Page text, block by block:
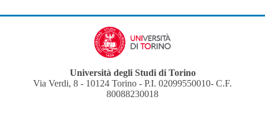
Università degli Studi di Torino
Via Verdi, 8 - 10124 Torino - P.I. 02099550010- C.F.
80088230018